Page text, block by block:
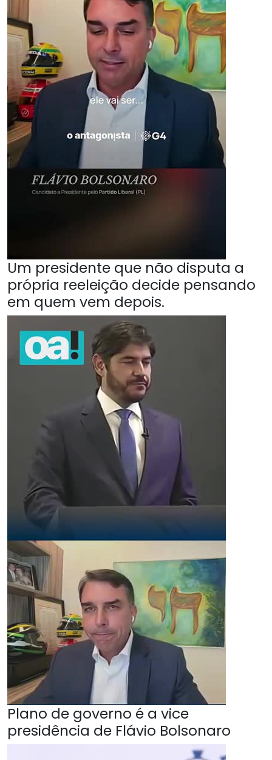
Um presidente que não disputa a
própria reeleição decide pensando
em quem vem depois.
Plano de governo é a vice
presidência de Flávio Bolsonaro